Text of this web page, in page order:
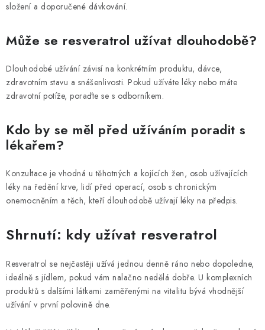
složení a doporučené dávkování.
Může se resveratrol užívat dlouhodobě?
Dlouhodobé užívání závisí na konkrétním produktu, dávce,
zdravotním stavu a snášenlivosti. Pokud užíváte léky nebo máte
zdravotní potíže, poraďte se s odborníkem.
Kdo by se měl před užíváním poradit s
lékařem?
Konzultace je vhodná u těhotných a kojících žen, osob užívajících
léky na ředění krve, lidí před operací, osob s chronickým
onemocněním a těch, kteří dlouhodobě užívají léky na předpis.
Shrnutí: kdy užívat resveratrol
Resveratrol se nejčastěji užívá jednou denně ráno nebo dopoledne,
ideálně s jídlem, pokud vám nalačno nedělá dobře. U komplexních
produktů s dalšími látkami zaměřenými na vitalitu bývá vhodnější
užívání v první polovině dne.